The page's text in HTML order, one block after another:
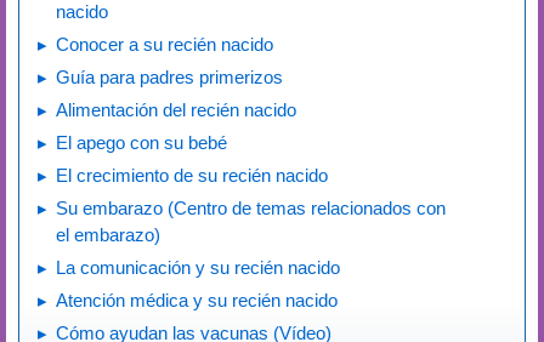
nacido
Conocer a su recién nacido
Guía para padres primerizos
Alimentación del recién nacido
El apego con su bebé
El crecimiento de su recién nacido
Su embarazo (Centro de temas relacionados con
el embarazo)
La comunicación y su recién nacido
Atención médica y su recién nacido
Cómo ayudan las vacunas (Vídeo)